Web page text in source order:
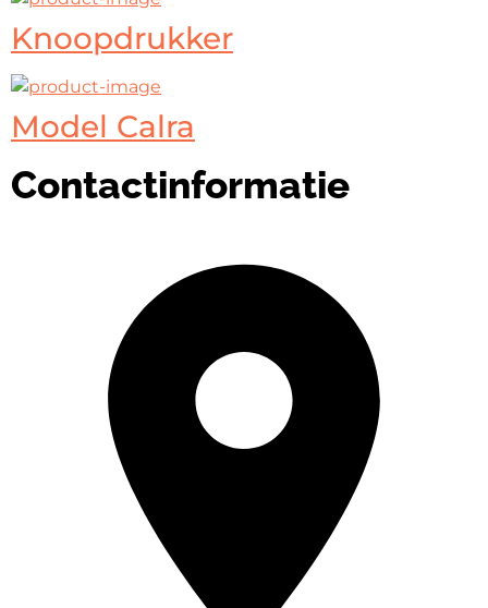
Knoopdrukker
Model Calra
Contactinformatie